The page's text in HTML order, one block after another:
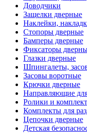
Доводчики
Защелки дверные
Наклейки,
Стопоры дверные
Бамперы дверные
Фиксаторы
Глазки дверные
Шпингалеты,
Засовы воротные
Крючки дверные
Направляющие
Ролики и
Комплекты для
Цепочки дверные
Детская